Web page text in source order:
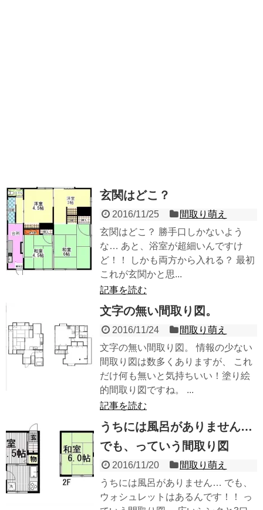
玄関はどこ？
2016/11/25
間取り萌え
玄関はどこ？ 勝手口しかないよう
な… あと、浴室が超細いんですけ
ど！！ しかも両方から入れる？ 最初
これが玄関かと思...
記事を読む
文字の無い間取り図。
2016/11/24
間取り萌え
文字の無い間取り図。 情報の少ない
間取り図は数多くありますが、 これ
だけ何も無いと気持ちいい！塗り絵
的間取り図ですね。 ...
記事を読む
うちには風呂がありません…
でも、っていう間取り図
2016/11/20
間取り萌え
うちには風呂がありません… でも、
ウォシュレットはあるんです！！ っ